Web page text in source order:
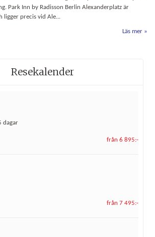
Park Inn by Radisson Berlin Alexanderplatz är
ligger precis vid Ale...
Läs mer
Resekalender
dagar
från 6 895:-
från 7 495:-